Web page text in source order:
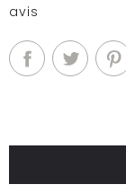
avis